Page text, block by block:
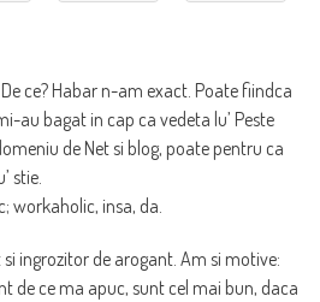
ce? Habar n-am exact. Poate fiindca
au bagat in cap ca vedeta lu’ Peste
de Net si blog, poate pentru ca
stie.
workaholic, insa, da.
ingrozitor de arogant. Am si motive:
de ce ma apuc, sunt cel mai bun, daca